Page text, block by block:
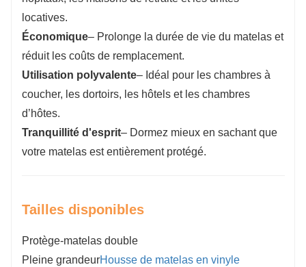
locatives.
Économique– Prolonge la durée de vie du matelas et
réduit les coûts de remplacement.
Utilisation polyvalente– Idéal pour les chambres à
coucher, les dortoirs, les hôtels et les chambres
d’hôtes.
Tranquillité d'esprit– Dormez mieux en sachant que
votre matelas est entièrement protégé.
Tailles disponibles
Protège-matelas double
Pleine grandeurHousse de matelas en vinyle